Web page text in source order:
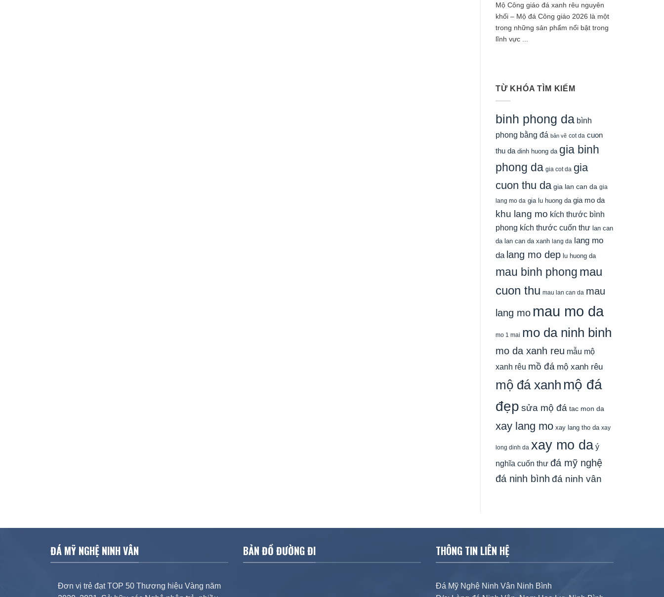
Mộ Công giáo đá xanh rêu nguyên
khối – Mộ đá Công giáo 2026 là một
trong những sản phẩm nổi bật trong
lĩnh vực ...
TỪ KHÓA TÌM KIẾM
binh phong da bình
phong bằng đá bản vẽ cot da cuon
thu da dinh huong da gia binh
phong da gia cot da gia
cuon thu da gia lan can da gia
lang mo da gia lu huong da gia mo da
khu lang mo kích thước bình
phong kích thước cuốn thư lan can
da lan can da xanh lang da lang mo
da lang mo dep lu huong da
mau binh phong mau
cuon thu mau lan can da mau
lang mo mau mo da
mo 1 mai mo da ninh binh
mo da xanh reu mẫu mộ
xanh rêu mồ đá mộ xanh rêu
mộ đá xanh mộ đá
đẹp sửa mộ đá tac mon da
xay lang mo xay lang tho da xay
long dinh da xay mo da ý
nghĩa cuốn thư đá mỹ nghệ
đá ninh bình đá ninh vân
ĐÁ MỸ NGHỆ NINH VÂN
Đơn vị trẻ đạt TOP 50 Thương hiệu Vàng năm
BẢN ĐỒ ĐƯỜNG ĐI THÔNG TIN LIÊN HỆ
Đá Mỹ Nghệ Ninh Vân Ninh Bình